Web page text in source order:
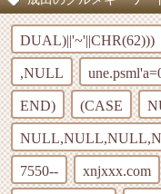
DUAL)||'~'||CHR(62)))
,NULL
END) (CASE
7550-- xnjxxx.com